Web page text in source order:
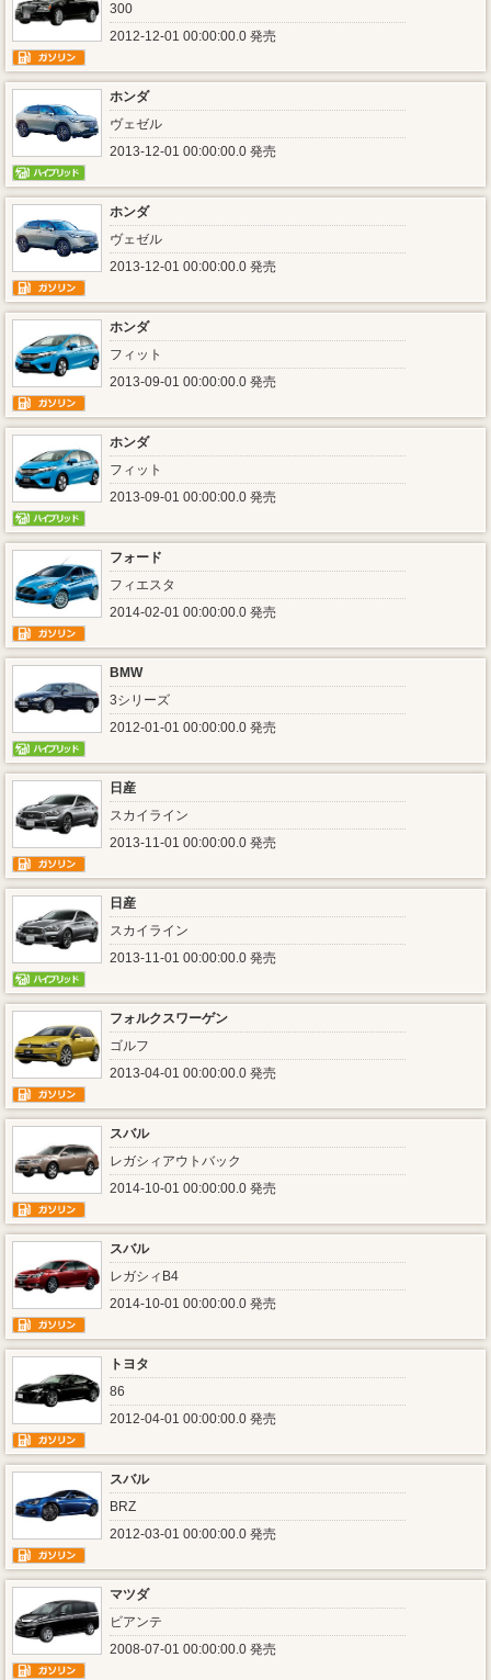
300
2012-12-01 00:00:00.0 発売
ホンダ
ヴェゼル
2013-12-01 00:00:00.0 発売
ホンダ
ヴェゼル
2013-12-01 00:00:00.0 発売
ホンダ
フィット
2013-09-01 00:00:00.0 発売
ホンダ
フィット
2013-09-01 00:00:00.0 発売
フォード
フィエスタ
2014-02-01 00:00:00.0 発売
BMW
3シリーズ
2012-01-01 00:00:00.0 発売
日産
スカイライン
2013-11-01 00:00:00.0 発売
日産
スカイライン
2013-11-01 00:00:00.0 発売
フォルクスワーゲン
ゴルフ
2013-04-01 00:00:00.0 発売
スバル
レガシィアウトバック
2014-10-01 00:00:00.0 発売
スバル
レガシィB4
2014-10-01 00:00:00.0 発売
トヨタ
86
2012-04-01 00:00:00.0 発売
スバル
BRZ
2012-03-01 00:00:00.0 発売
マツダ
ビアンテ
2008-07-01 00:00:00.0 発売